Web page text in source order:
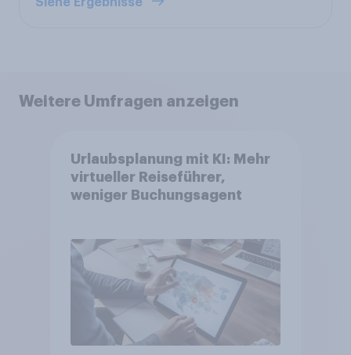
Weitere Umfragen anzeigen
Urlaubsplanung mit KI: Mehr
virtueller Reiseführer,
weniger Buchungsagent